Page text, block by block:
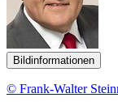
Bildinformationen
© Frank-Walter